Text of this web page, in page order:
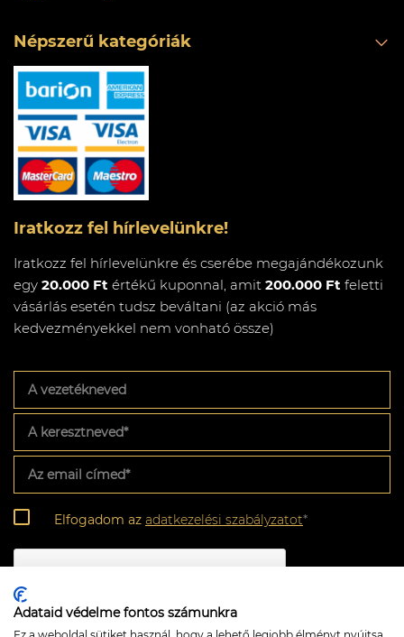
Népszerű kategóriák
Iratkozz fel hírlevelünkre!
Iratkozz fel hírlevelünkre és cserébe megajándékozunk
egy 20.000 Ft értékű kuponnal, amit 200.000 Ft feletti
vásárlás esetén tudsz beváltani (az akció más
kedvezményekkel nem vonható össze)
vezetékneved
keresztneved*
email
címed*
Adatkezelési
szabályzat*
Elfogadom az adatkezelési szabályzatot*
CAPTCHA
Adataid védelme fontos számunkra